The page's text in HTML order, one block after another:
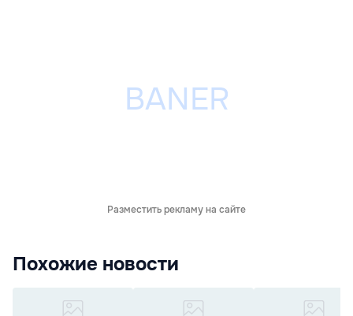
Разместить рекламу на сайте
Похожие новости